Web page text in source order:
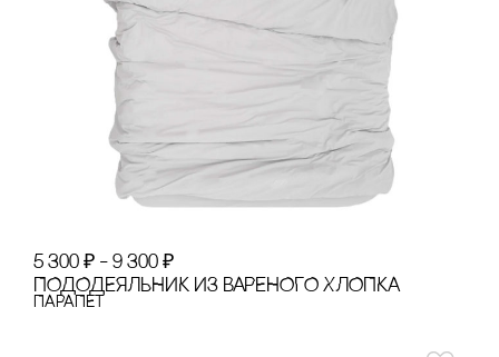
5 300 ₽ – 9 300 ₽
ПОДОДЕЯЛЬНИК ИЗ ВАРЕНОГО ХЛОПКА
ПАРАПЕТ